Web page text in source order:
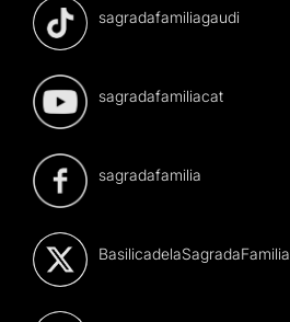
sagradafamiliagaudi
sagradafamiliacat
sagradafamilia
BasilicadelaSagradaFamilia